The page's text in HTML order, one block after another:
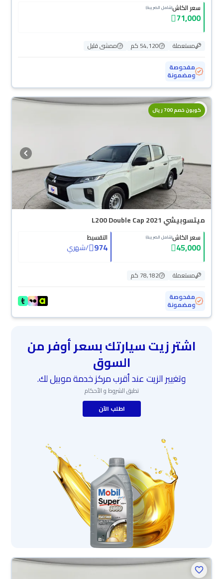
سعر الكاش(شامل الضريبة)
71,000
مستعملة 54,120 كم
ممشى قليل
مفحوصة
ومضمونة
كوبون خصم 700 ريال
محجوزة
ميتسوبيشي L200 Double Cap 2021
سعر الكاش(شامل الضريبة)
45,000
التقسيط
974
/شهري
مستعملة
78,182 كم
مفحوصة
ومضمونة
اشتر زيت سيارتك بسعر أوفر من
السوق
وتغيير الزيت عند أقرب مركز خدمة موبيل لك.
تطبق الشروط و الأحكام
اطلب الآن